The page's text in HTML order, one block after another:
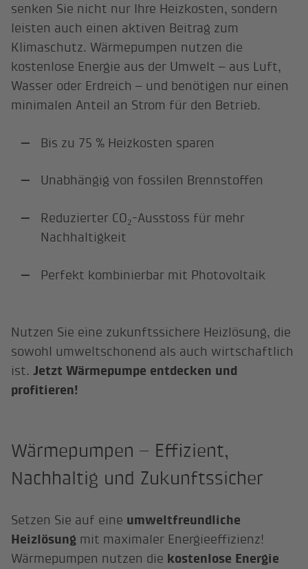
senken Sie nicht nur Ihre Heizkosten, sondern
leisten auch einen aktiven Beitrag zum
Klimaschutz. Wärmepumpen nutzen die
kostenlose Energie aus der Umwelt – aus Luft,
Wasser oder Erdreich – und benötigen nur einen
minimalen Anteil an Strom für den Betrieb.
Bis zu 75 % Heizkosten sparen
Unabhängig von fossilen Brennstoffen
Reduzierter CO₂-Ausstoss für mehr
Nachhaltigkeit
Perfekt kombinierbar mit Photovoltaik
Nutzen Sie eine zukunftssichere Heizlösung, die
sowohl umweltschonend als auch wirtschaftlich
ist.Jetzt Wärmepumpe entdecken und
profitieren!
Wärmepumpen – Effizient,
Nachhaltig und Zukunftssicher
Setzen Sie auf eine umweltfreundliche
Heizlösung mit maximaler Energieeffizienz!
Wärmepumpen nutzen die kostenlose Energie